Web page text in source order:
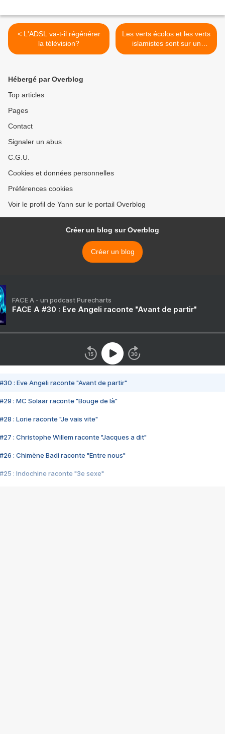
< L'ADSL va-t-il régénérer
la télévision?
Les verts écolos et les verts
islamistes sont sur un
bateau... >
Hébergé par Overblog
Top articles
Pages
Contact
Signaler un abus
C.G.U.
Cookies et données personnelles
Préférences cookies
Voir le profil de Yann sur le portail Overblog
Créer un blog sur Overblog
Créer un blog
FACE A - un podcast Purecharts
FACE A #30 : Eve Angeli raconte "Avant de partir"
#30 : Eve Angeli raconte "Avant de partir"
#29 : MC Solaar raconte "Bouge de là"
#28 : Lorie raconte "Je vais vite"
#27 : Christophe Willem raconte "Jacques a dit"
#26 : Chimène Badi raconte "Entre nous"
#25 : Indochine raconte "3e sexe"